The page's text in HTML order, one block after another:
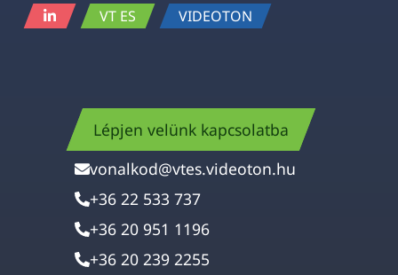
VT ES VIDEOTON
Lépjen velünk kapcsolatba
vonalkod@vtes.videoton.hu
+36 22 533 737
+36 20 951 1196
+36 20 239 2255